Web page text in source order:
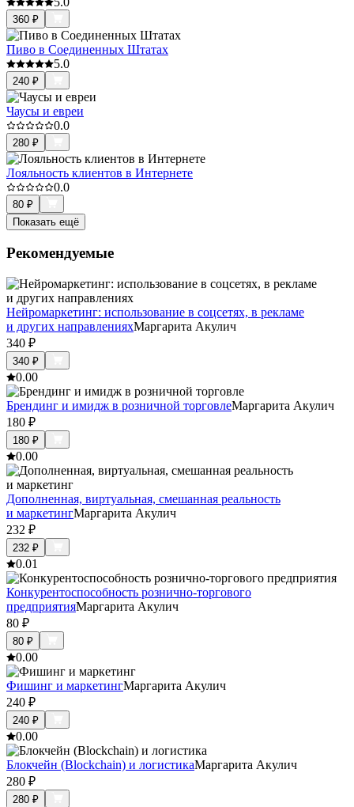
360 ₽
Пиво в Соединенных Штатах
5.0
240 ₽
Чаусы и евреи
0.0
280 ₽
Лояльность клиентов в Интернете
0.0
80 ₽
Показать ещё
Рекомендуемые
Нейромаркетинг: использование в соцсетях, в рекламе
и других направленияхМаргарита Акулич
340 ₽
340 ₽
0.00
Брендинг и имидж в розничной торговлеМаргарита Акулич
180 ₽
180 ₽
0.00
Дополненная, виртуальная, смешанная реальность
и маркетингМаргарита Акулич
232 ₽
232 ₽
0.01
Конкурентоспособность рознично-торгового
предприятияМаргарита Акулич
80 ₽
80 ₽
0.00
Фишинг и маркетингМаргарита Акулич
240 ₽
240 ₽
0.00
Блокчейн (Blockchain) и логистикаМаргарита Акулич
280 ₽
280 ₽